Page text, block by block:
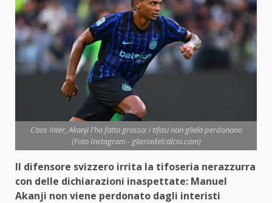
Caos Inter, Akanji l'ha fatta grossa: i tifosi non gliela perdonano
(Foto Instagram - glieroidelcalcio.com)
Il difensore svizzero irrita la tifoseria nerazzurra
con delle dichiarazioni inaspettate: Manuel
Akanji non viene perdonato dagli interisti